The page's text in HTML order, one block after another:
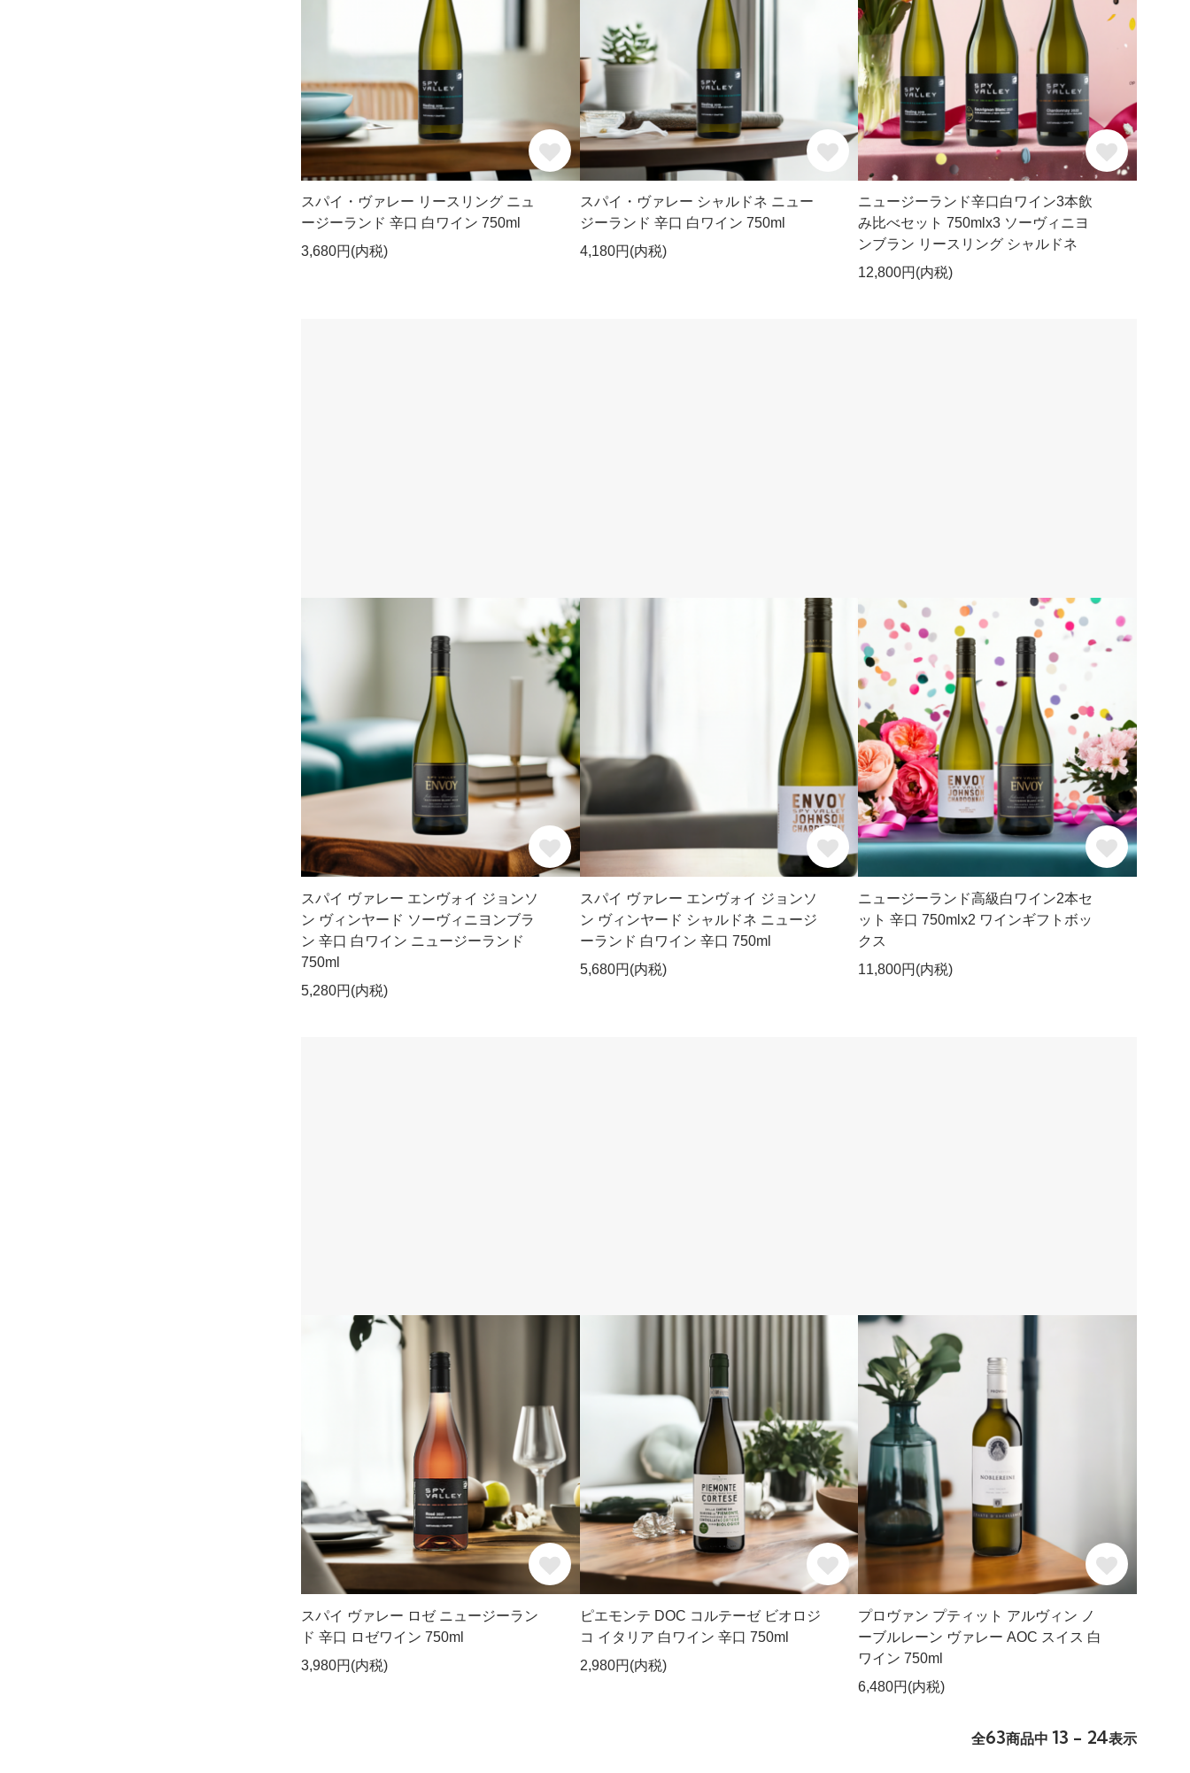
スパイ・ヴァレー リースリング ニュ
ージーランド 辛口 白ワイン 750ml
3,680円(内税)
スパイ・ヴァレー シャルドネ ニュー
ジーランド 辛口 白ワイン 750ml
4,180円(内税)
ニュージーランド辛口白ワイン3本飲
み比べセット 750mlx3 ソーヴィニヨ
ンブラン リースリング シャルドネ
12,800円(内税)
スパイ ヴァレー エンヴォイ ジョンソ
ン ヴィンヤード ソーヴィニヨンブラ
ン 辛口 白ワイン ニュージーランド
750ml
5,280円(内税)
スパイ ヴァレー エンヴォイ ジョンソ
ン ヴィンヤード シャルドネ ニュージ
ーランド 白ワイン 辛口 750ml
5,680円(内税)
ニュージーランド高級白ワイン2本セ
ット 辛口 750mlx2 ワインギフトボッ
クス
11,800円(内税)
スパイ ヴァレー ロゼ ニュージーラン
ド 辛口 ロゼワイン 750ml
3,980円(内税)
ピエモンテ DOC コルテーゼ ビオロジ
コ イタリア 白ワイン 辛口 750ml
2,980円(内税)
プロヴァン プティット アルヴィン ノ
ーブルレーン ヴァレー AOC スイス 白
ワイン 750ml
6,480円(内税)
全63商品中 13 - 24表示